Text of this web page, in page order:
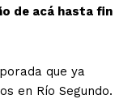
de acá hasta fin
que ya
en Río Segundo.